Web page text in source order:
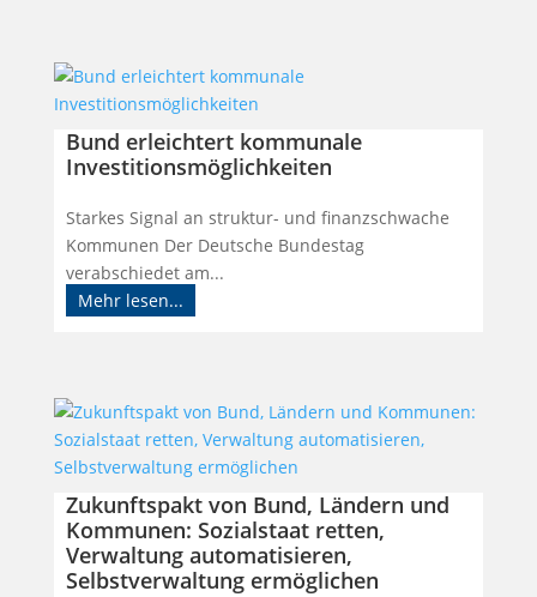
Bund erleichtert kommunale
Investitionsmöglichkeiten
Starkes Signal an struktur- und finanzschwache
Kommunen Der Deutsche Bundestag
verabschiedet am...
Mehr lesen...
Zukunftspakt von Bund, Ländern und
Kommunen: Sozialstaat retten,
Verwaltung automatisieren,
Selbstverwaltung ermöglichen